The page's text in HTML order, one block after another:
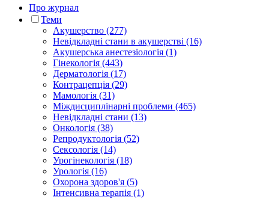
Про журнал
Теми
Акушерство (277)
Невідкладні стани в акушерстві (16)
Акушерська анестезіологія (1)
Гінекологія (443)
Дерматологія (17)
Контрацепція (29)
Мамологія (31)
Міждисциплінарні проблеми (465)
Невідкладні стани (13)
Онкологія (38)
Репродуктологія (52)
Сексологія (14)
Урогінекологія (18)
Урологія (16)
Охорона здоров'я (5)
Інтенсивна терапія (1)